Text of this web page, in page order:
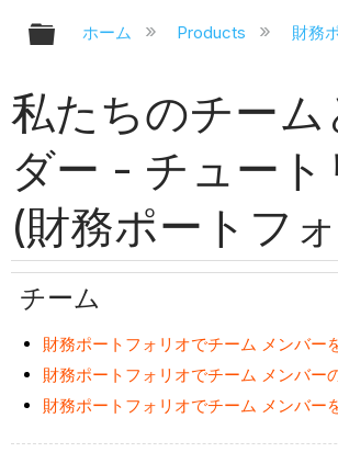
グローバル階層を展
ホーム Products 財務
私たちのチーム
ダー - チュート
(財務ポートフ
チーム
財務ポートフォリオでチーム メンバー
財務ポートフォリオでチーム メンバー
財務ポートフォリオでチーム メンバー